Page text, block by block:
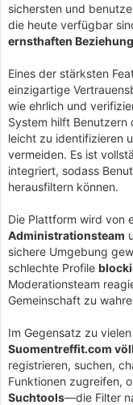
sichersten und
die heute verfügbar
ernsthaften
Eines der stärksten
einzigartige
wie ehrlich und
System hilft Benutzern
leicht zu identifizieren
vermeiden. Es ist
integriert, sodass
herausfiltern können.
Die Plattform wird von
Administrationsteam
sichere Umgebung
schlechte Profile
Moderationsteam
Gemeinschaft zu
Im Gegensatz zu
Suomentreffit.com
registrieren, suchen,
Funktionen zugreifen,
Suchtools—die Filter